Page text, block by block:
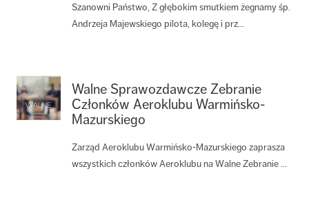
Szanowni Państwo, Z głębokim smutkiem żegnamy śp.
Andrzeja Majewskiego pilota, kolegę i prz...
Walne Sprawozdawcze Zebranie
Członków Aeroklubu Warmińsko-
Mazurskiego
Zarząd Aeroklubu Warmińsko-Mazurskiego zaprasza
wszystkich członków Aeroklubu na Walne Zebranie ...